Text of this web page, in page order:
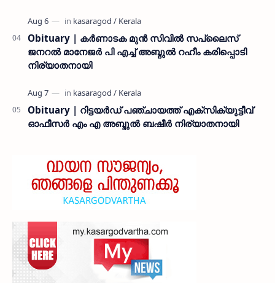
Obituary | കർണാടക മുൻ സിവില്‍ സപ്ലൈസ്
ജനറൽ മാനേജർ പി എച്ച് അബ്ദുൽ റഹീം കരിപ്പൊടി
നിര്യാതനായി
Obituary | റിട്ടയർഡ് പഞ്ചായത്ത് എക്സിക്യുട്ടീവ്
ഓഫീസർ എം എ അബ്ദുൽ ബഷീർ നിര്യാതനായി